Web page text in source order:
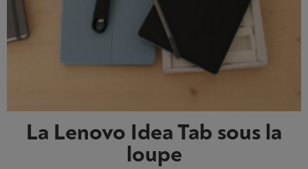
La Lenovo Idea Tab sous la
loupe